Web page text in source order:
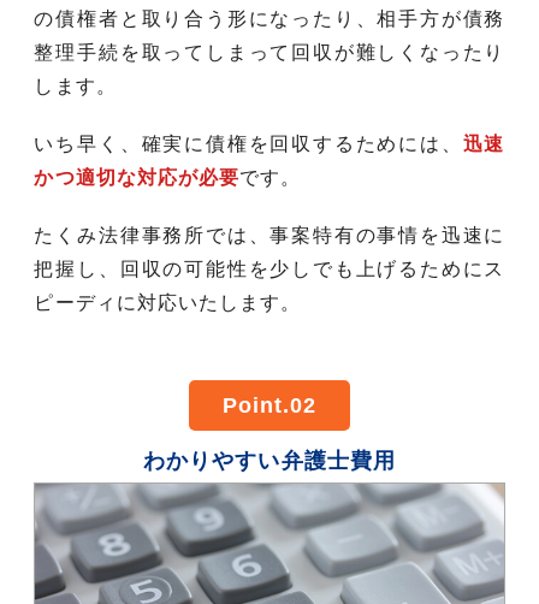
の債権者と取り合う形になったり、相手方が債務
整理手続を取ってしまって回収が難しくなったり
します。
いち早く、確実に債権を回収するためには、 迅速
かつ適切な対応が必要です。
たくみ法律事務所では、事案特有の事情を迅速に
把握し、回収の可能性を少しでも上げるためにス
ピーディに対応いたします。
Point.02
わかりやすい弁護士費用